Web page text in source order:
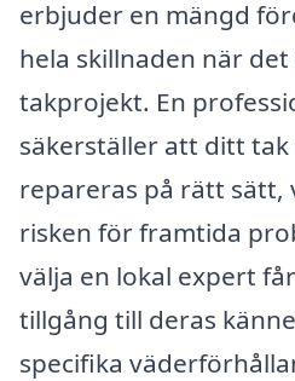
erbjuder en mängd
hela skillnaden när
takprojekt. En
säkerställer att ditt
repareras på rätt sätt,
risken för framtida
välja en lokal expert
tillgång till deras
specifika